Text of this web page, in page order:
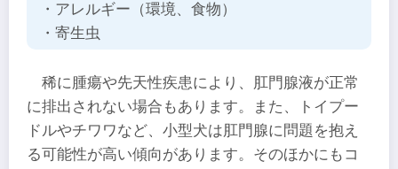
・アレルギー（環境、食物）
・寄生虫
稀に腫瘍や先天性疾患により、肛門腺液が正常
に排出されない場合もあります。また、トイプー
ドルやチワワなど、小型犬は肛門腺に問題を抱え
る可能性が高い傾向があります。そのほかにもコ